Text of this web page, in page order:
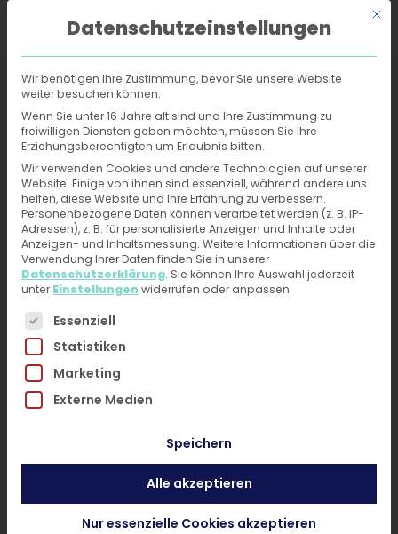
Online-Hautarzt›Behandlungen
Juckende Haut -
Behandlung und
Diagnose vom Online-
Hautarzt erhalten
Jetzt ärztliche Hilfe bei Hautproblemen erhalten –
Fotos hochladen, kurzen Fragebogen ausfüllen.
Du erhältst direkt innerhalb von 24h eine
Diagnose und Therapieplan von unseren
HautärztInnen. Kein Videogespräch, kein Warten
Hautarzt-Diagnose < 24 Stunden
Ab 25€ inkl. Rezept und Nachsorge
Mit
Datenschutzeinstellungen
Wir benötigen Ihre Zustimmung, bevor Sie unsere Website
weiter besuchen können.
Wenn Sie unter 16 Jahre alt sind und Ihre Zustimmung zu
freiwilligen Diensten geben möchten, müssen Sie Ihre
Erziehungsberechtigten um Erlaubnis bitten.
Wir verwenden Cookies und andere Technologien auf unserer
Website. Einige von ihnen sind essenziell, während andere uns
helfen, diese Website und Ihre Erfahrung zu verbessern.
Personenbezogene Daten können verarbeitet werden (z. B. IP-
Adressen), z. B. für personalisierte Anzeigen und Inhalte oder
Anzeigen- und Inhaltsmessung. Weitere Informationen über die
Verwendung Ihrer Daten finden Sie in unserer
Datenschutzerklärung. Sie können Ihre Auswahl jederzeit
unterEinstellungen widerrufen oder anpassen.
Es folgt eine Liste der Service-Gruppen, für die eine
Essenziell
Statistiken
Marketing
Externe Medien
Speichern
Alle akzeptieren
Nur essenzielle Cookies akzeptieren